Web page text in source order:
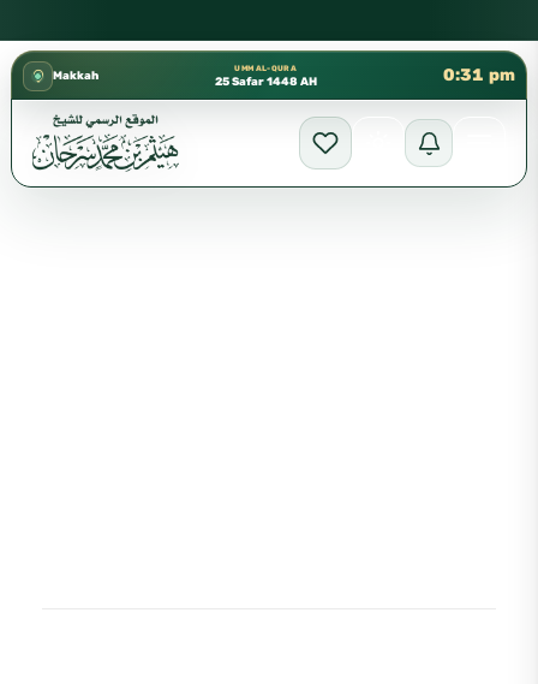
Makkah
UMM AL-QURA
25 Safar 1448 AH 0:31 pm